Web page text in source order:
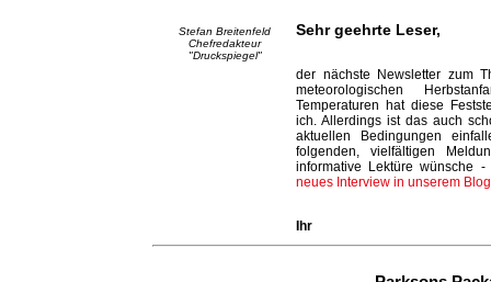
Stefan Breitenfeld
Chefredakteur
"Druckspiegel"
Sehr geehrte Leser,
der nächste Newsletter zum
meteorologischen
Temperaturen hat diese
ich. Allerdings ist das auch
aktuellen Bedingungen
folgenden, vielfältigen
informative Lektüre wünsche
neues Interview in unserem Blog
Ihr